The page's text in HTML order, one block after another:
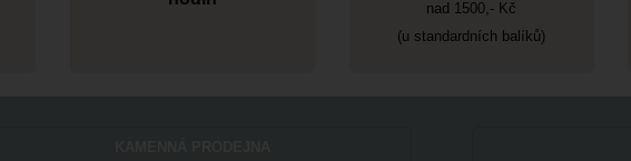
nad 1500,- Kč
(u standardních balíků)